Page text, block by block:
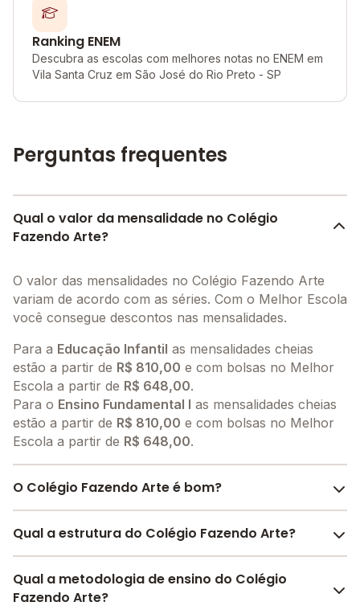
Ranking ENEM
Descubra as escolas com melhores notas no ENEM em
Vila Santa Cruz em São José do Rio Preto - SP
Perguntas frequentes
Qual o valor da mensalidade no Colégio
Fazendo Arte?
O valor das mensalidades no Colégio Fazendo Arte
variam de acordo com as séries. Com o Melhor Escola
você consegue descontos nas mensalidades.
Para a Educação Infantil as mensalidades cheias
estão a partir de R$ 810,00 e com bolsas no Melhor
Escola a partir de R$ 648,00.
Para o Ensino Fundamental I as mensalidades cheias
estão a partir de R$ 810,00 e com bolsas no Melhor
Escola a partir de R$ 648,00.
O Colégio Fazendo Arte é bom?
O Colégio Fazendo Arte é bem avaliado por pais,
ensino da instituição.
A escola recebeu avaliação de
Qual a estrutura do Colégio Fazendo Arte?
O Colégio Fazendo Arte oferece toda a estrutura
necessária para o conforto e desenvolvimento
Qual a metodologia de ensino do Colégio
Fazendo Arte?